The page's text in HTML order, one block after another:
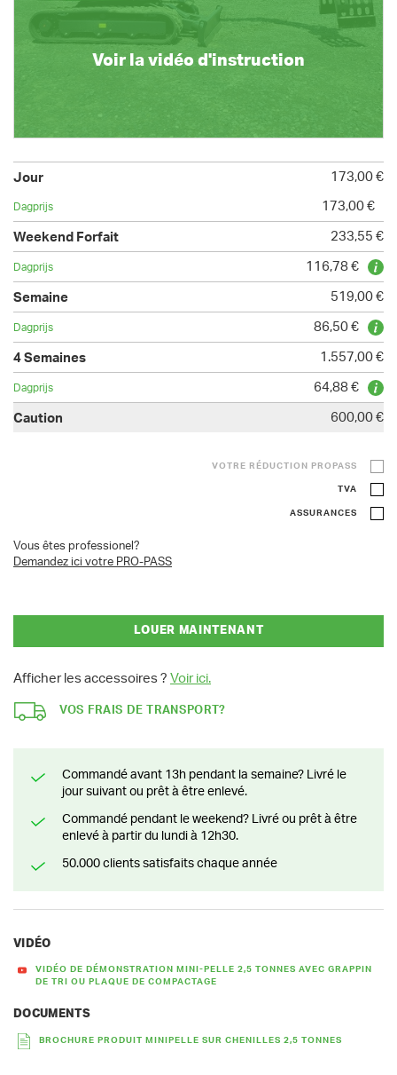
Voir la vidéo d'instruction
173,00 €
173,00 €
233,55 €
116,78 €
519,00 €
86,50 €
1.557,00 €
64,88 €
600,00 €
VOTRE RÉDUCTION PROPASS
TVA
ASSURANCES
Vous êtes professionel?
Demandez ici votre PRO-PASS
LOUER MAINTENANT
Afficher les accessoires ? Voir ici.
VOS FRAIS DE TRANSPORT?
Commandé avant 13h pendant la semaine? Livré le
jour suivant ou prêt à être enlevé.
Commandé pendant le weekend? Livré ou prêt à être
enlevé à partir du lundi à 12h30.
50.000 clients satisfaits chaque année
VIDÉO
VIDÉO DE DÉMONSTRATION MINI-PELLE 2,5 TONNES AVEC GRAPPIN
DE TRI OU PLAQUE DE COMPACTAGE
DOCUMENTS
BROCHURE PRODUIT MINIPELLE SUR CHENILLES 2,5 TONNES